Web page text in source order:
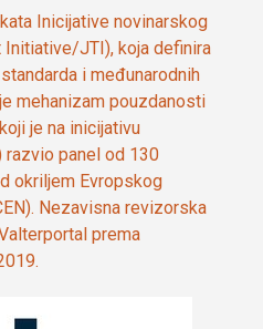
Inicijative novinarskog
Initiative/JTI), koja definira
i međunarodnih
mehanizam pouzdanosti
je na inicijativu
razvio panel od 130
okriljem Evropskog
Nezavisna revizorska
prema